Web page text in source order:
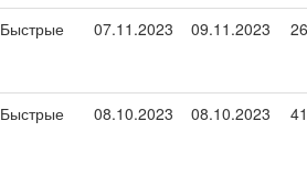
Быстрые 07.11.2023 09.11.2023 26
Быстрые 08.10.2023 08.10.2023 41